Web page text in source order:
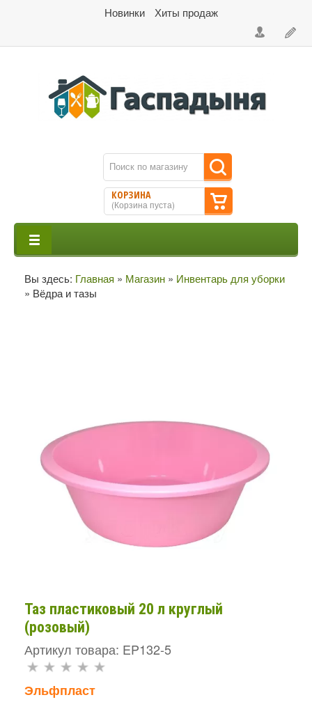
Новинки Хиты продаж
КОРЗИНА
(Корзина пуста)
Вы здесь: Главная » Магазин » Инвентарь для уборки
» Вёдра и тазы
Таз пластиковый 20 л круглый
(розовый)
Артикул товара: EP132-5
Эльфпласт